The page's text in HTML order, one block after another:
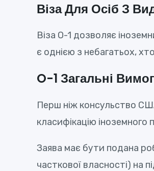
Віза Для Осіб З
Віза О-1 дозволяє
є однією з небагатьох,
O-1 Загальні
Перш ніж консульство
класифікацію іноземного
Заява має бути подана
часткової власності) на